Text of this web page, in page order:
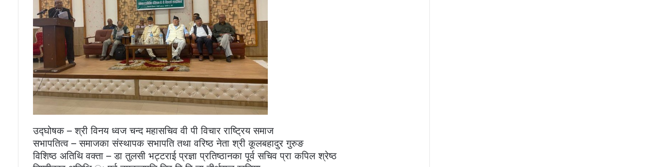
उद्घोषक – श्री विनय ध्वज चन्द महासचिव वी पी विचार राष्ट्रिय समाज
सभापतित्व – समाजका संस्थापक सभापति तथा वरिष्ठ नेता श्री कूलबहादुर गुरुङ
विशिष्ठ अतिथि वक्ता – डा तुलसी भट्टराई प्रज्ञा प्रतिष्ठानका पूर्व सचिव प्रा कपिल श्रेष्ठ